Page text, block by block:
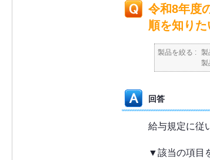
令和8年度
順を知りた
製品を絞る : 製
製
回答
給与規定に従
▼該当の項目